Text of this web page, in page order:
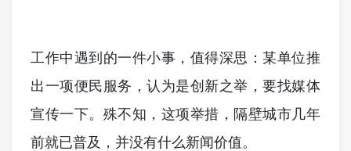
工作中遇到的一件小事，值得深思：某单位推
出一项便民服务，认为是创新之举，要找媒体
宣传一下。殊不知，这项举措，隔壁城市几年
前就已普及，并没有什么新闻价值。